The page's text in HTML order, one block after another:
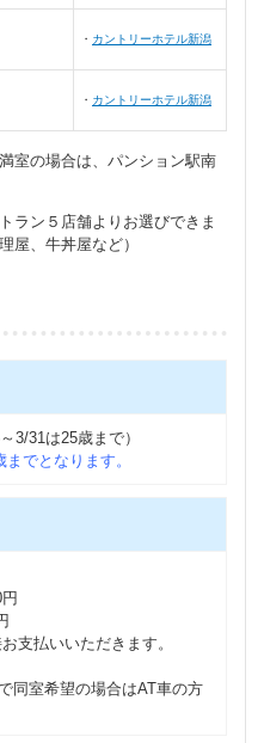
カントリーホテル新潟
カントリーホテル新潟
室の場合は、パンション駅南
ラン５店舗よりお選びできま
屋、牛丼屋など）
3/31は25歳まで）
でとなります。
支払いいただきます。
同室希望の場合はAT車の方